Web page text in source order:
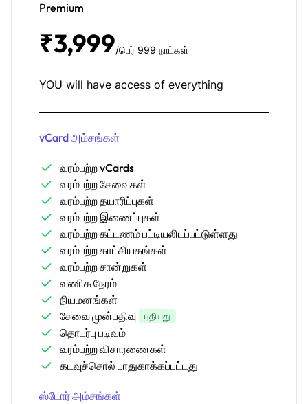
Premium
₹3,999/பெர் 999 நாட்கள்
YOU will have access of everything
vCard அம்சங்கள்
வரம்பற்ற vCards
வரம்பற்ற சேவைகள்
வரம்பற்ற தயாரிப்புகள்
வரம்பற்ற இணைப்புகள்
வரம்பற்ற கட்டணம் பட்டியலிடப்பட்டுள்ளது
வரம்பற்ற காட்சியகங்கள்
வரம்பற்ற சான்றுகள்
வணிக நேரம்
நியமனங்கள்
சேவை முன்பதிவு
புதியது
தொடர்பு படிவம்
வரம்பற்ற விசாரணைகள்
கடவுச்சொல் பாதுகாக்கப்பட்டது
ஸ்டோர் அம்சங்கள்